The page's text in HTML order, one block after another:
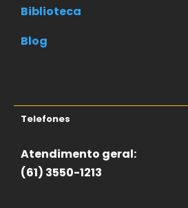
Biblioteca
Blog
Telefones
Atendimento geral:
(61) 3550-1213